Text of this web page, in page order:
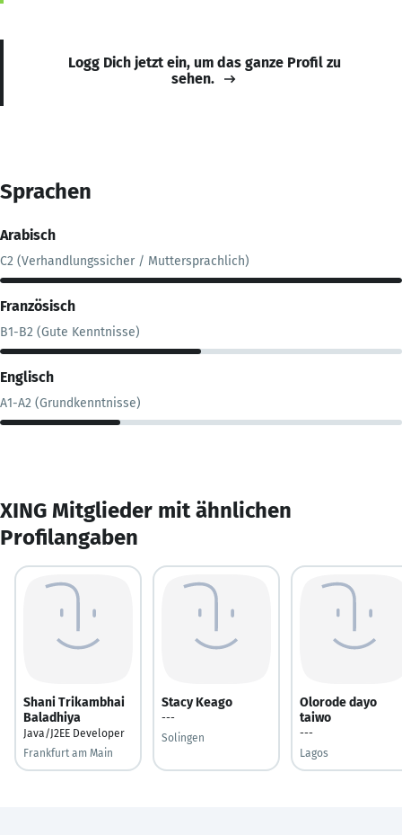
Logg Dich jetzt ein, um das ganze Profil zu
sehen.
Sprachen
Arabisch
C2 (Verhandlungssicher / Muttersprachlich)
Französisch
B1-B2 (Gute Kenntnisse)
Englisch
A1-A2 (Grundkenntnisse)
XING Mitglieder mit ähnlichen
Profilangaben
Shani Trikambhai
Baladhiya
Java/J2EE Developer
Frankfurt am Main
Stacy Keago
---
Solingen
Olorode dayo
taiwo
---
Lagos